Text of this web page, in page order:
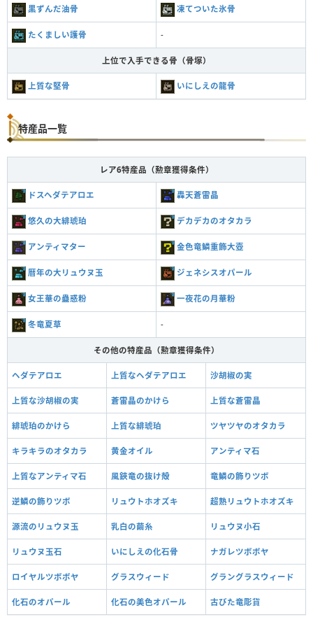
黒ずんだ油骨 凍てついた氷骨
たくましい護骨 -
上位で入手できる骨（骨塚）
上質な堅骨 いにしえの龍骨
特産品一覧
レア6特産品（勲章獲得条件）
ドスヘダテアロエ 轟天蒼雷晶
悠久の大緋琥珀 デカデカのオタカラ
アンティマター 金色竜鱗重飾大壺
暦年の大リュウヌ玉 ジェネシスオパール
女王華の蠱惑粉 一夜花の月華粉
冬竜夏草 -
その他の特産品（勲章獲得条件）
ヘダテアロエ 上質なヘダテアロエ 沙胡椒の実
上質な沙胡椒の実 蒼雷晶のかけら 上質な蒼雷晶
緋琥珀のかけら 上質な緋琥珀 ツヤツヤのオタカラ
キラキラのオタカラ 黄金オイル アンティマ石
上質なアンティマ石 風鋏竜の抜け殻 竜鱗の飾りツボ
逆鱗の飾りツボ リュウトホオズキ 超熟リュウトホオズキ
源流のリュウヌ玉 乳白の繭糸 リュウヌ小石
リュウヌ玉石 いにしえの化石骨 ナガレツボボヤ
ロイヤルツボボヤ グラスウィード グラングラスウィード
化石のオパール 化石の美色オパール 古びた竜彫貨